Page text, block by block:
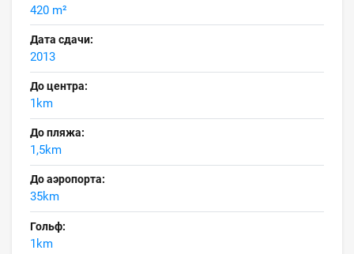
420 m²
Дата сдачи:
2013
До центра:
1km
До пляжа:
1,5km
До аэропорта:
35km
Гольф:
1km